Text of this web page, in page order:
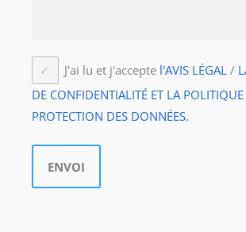
J'ai lu et j'accepte l'AVIS LÉGAL /
DE CONFIDENTIALITÉ ET LA
PROTECTION DES DONNÉES.